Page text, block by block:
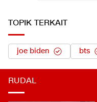
TOPIK TERKAIT
joe biden bts
RUDAL